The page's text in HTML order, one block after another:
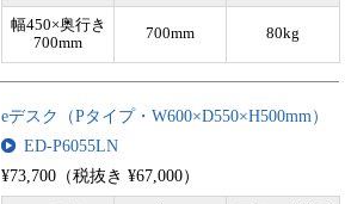
幅450×奥行き
700mm
700mm 80kg
eデスク（Pタイプ・W600×D550×H500mm）
ED-P6055LN
¥73,700（税抜き ¥67,000）